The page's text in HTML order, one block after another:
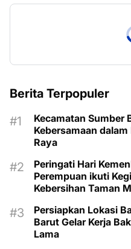
Berita Terpopuler
Kecamatan Sumber
Kebersamaan
Raya
Peringati Hari
Perempuan ikuti
Kebersihan Taman
Persiapkan Lokasi
Barut Gelar Kerja
Lama